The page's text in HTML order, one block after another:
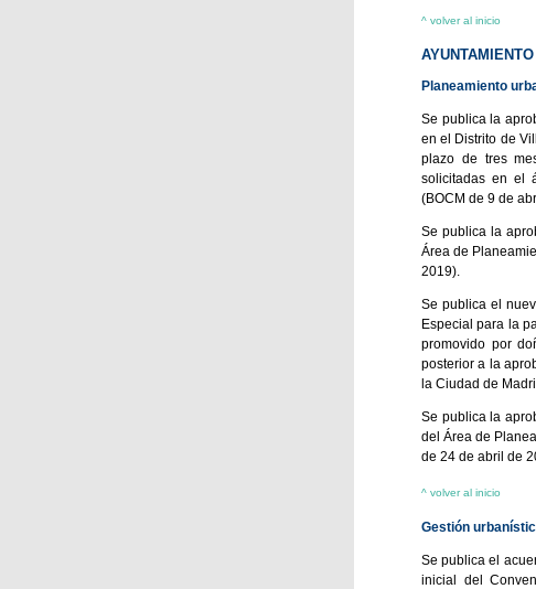
^ volver al inicio
Planeamiento
Se publica la
en el Distrito de
plazo de tres
solicitadas en el
(BOCM de 9 de
Se publica la
Área de
2019).
Se publica el
Especial para la
promovido por
posterior a la
la Ciudad de
Se publica la
del Área de
de 24 de abril de
^ volver al inicio
Gestión
Se publica el
inicial del